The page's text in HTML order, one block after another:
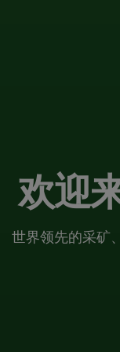
欢迎
世界领先的采矿